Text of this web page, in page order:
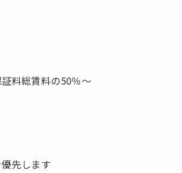
料総賃料の50％～
先します